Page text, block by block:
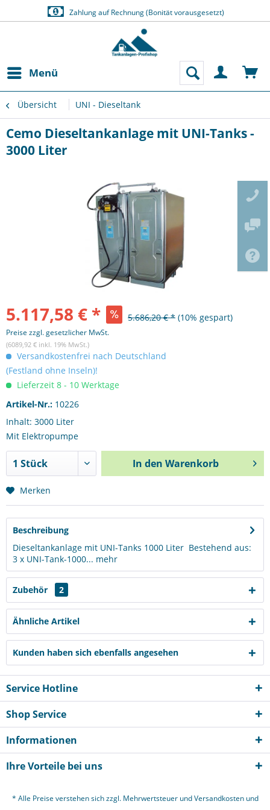
Zahlung auf Rechnung (Bonität vorausgesetzt)
Menü
Übersicht UNI - Dieseltank
Cemo Dieseltankanlage mit UNI-Tanks -
3000 Liter
5.117,58 € * 5.686,20 € * (10% gespart)
Preise zzgl. gesetzlicher MwSt.
(6089,92 € inkl. 19% MwSt.)
Versandkostenfrei nach Deutschland
(Festland ohne Inseln)!
Lieferzeit 8 - 10 Werktage
Artikel-Nr.: 10226
Inhalt: 3000 Liter
Mit Elektropumpe
In den Warenkorb
Merken
Beschreibung
Dieseltankanlage mit UNI-Tanks 1000 Liter Bestehend aus:
3 x UNI-Tank-1000... mehr
Zubehör 2
Ähnliche Artikel
Kunden haben sich ebenfalls angesehen
Service Hotline
Shop Service
Informationen
Ihre Vorteile bei uns
* Alle Preise verstehen sich zzgl. Mehrwertsteuer undVersandkostenund